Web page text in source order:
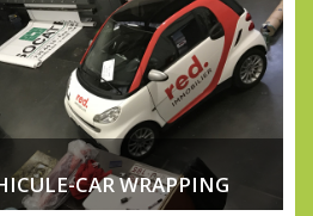
CAR WRAPPING